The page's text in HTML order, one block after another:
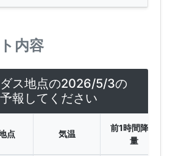
内容
ス地点の2026/5/3の
報してください
点 気温
前1時間降水
量